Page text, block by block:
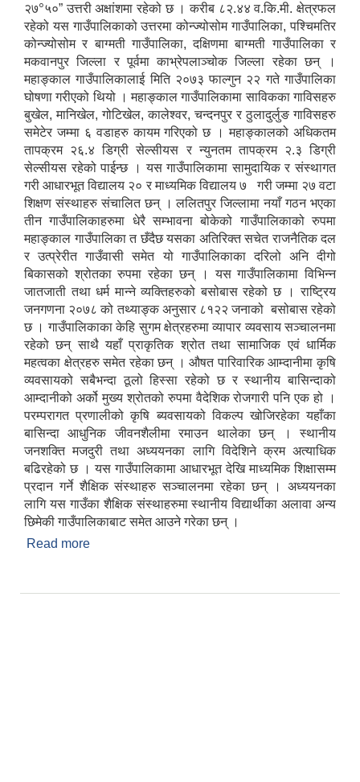
२७०५०” उत्तरी अक्षांशमा रहेको छ । करीब ८२.४४ व.कि.मी. क्षेत्रफल
रहेको यस गाउँपालिकाको उत्तरमा कोन्ज्योसोम गाउँपालिका, पश्चिमतिर
कोन्ज्योसोम र बाग्मती गाउँपालिका, दक्षिणमा बाग्मती गाउँपालिका र
मकवानपुर जिल्ला र पूर्वमा काभ्रेपलाञ्चोक जिल्ला रहेका छन् ।
महाङ्काल गाउँपालिकालाई मिति २०७३ फाल्गुन २२ गते गाउँपालिका
घोषणा गरीएको थियो । महाङ्काल गाउँपालिकामा साविकका गाविसहरु
बुखेल, मानिखेल, गोटिखेल, कालेश्वर, चन्दनपुर र ठुलादुर्लुङ गाविसहरु
समेटेर जम्मा ६ वडाहरु कायम गरिएको छ । महाङ्कालको अधिकतम
तापक्रम २६.४ डिग्री सेल्सीयस र न्युनतम तापक्रम २.३ डिग्री
सेल्सीयस रहेको पाईन्छ । यस गाउँपालिकामा सामुदायिक र संस्थागत
गरी आधारभूत विद्यालय २० र माध्यमिक विद्यालय ७ गरी जम्मा २७ वटा
शिक्षण संस्थाहरु संचालित छन् । ललितपुर जिल्लामा नयाँ गठन भएका
तीन गाउँपालिकाहरुमा धेरै सम्भावना बोकेको गाउँपालिकाको रुपमा
महाङ्काल गाउँपालिका त छँदैछ यसका अतिरिक्त सचेत राजनैतिक दल
र उत्प्रेरीत गाउँवासी समेत यो गाउँपालिकाका दरिलो अनि दीगो
बिकासको श्रोतका रुपमा रहेका छन् । यस गाउँपालिकामा विभिन्न
जातजाती तथा धर्म मान्ने व्यक्तिहरुको बसोबास रहेको छ । राष्ट्रिय
जनगणना २०७८ को तथ्याङ्क अनुसार ८१२२ जनाको बसोबास रहेको
छ । गाउँपालिकाका केहि सुगम क्षेत्रहरुमा व्यापार व्यवसाय सञ्चालनमा
रहेको छन् साथै यहाँ प्राकृतिक श्रोत तथा सामाजिक एवं धार्मिक
महत्वका क्षेत्रहरु समेत रहेका छन् । औषत पारिवारिक आम्दानीमा कृषि
व्यवसायको सबैभन्दा ठूलो हिस्सा रहेको छ र स्थानीय बासिन्दाको
आम्दानीको अर्को मुख्य श्रोतको रुपमा वैदेशिक रोजगारी पनि एक हो ।
परम्परागत प्रणालीको कृषि ब्यवसायको विकल्प खोजिरहेका यहाँका
बासिन्दा आधुनिक जीवनशैलीमा रमाउन थालेका छन् । स्थानीय
जनशक्ति मजदुरी तथा अध्ययनका लागि विदेशिने क्रम अत्याधिक
बढिरहेको छ । यस गाउँपालिकामा आधारभूत देखि माध्यमिक शिक्षासम्म
प्रदान गर्ने शैक्षिक संस्थाहरु सञ्चालनमा रहेका छन् । अध्ययनका
लागि यस गाउँका शैक्षिक संस्थाहरुमा स्थानीय विद्यार्थीका अलावा अन्य
छिमेकी गाउँपालिकाबाट समेत आउने गरेका छन् ।
Read more